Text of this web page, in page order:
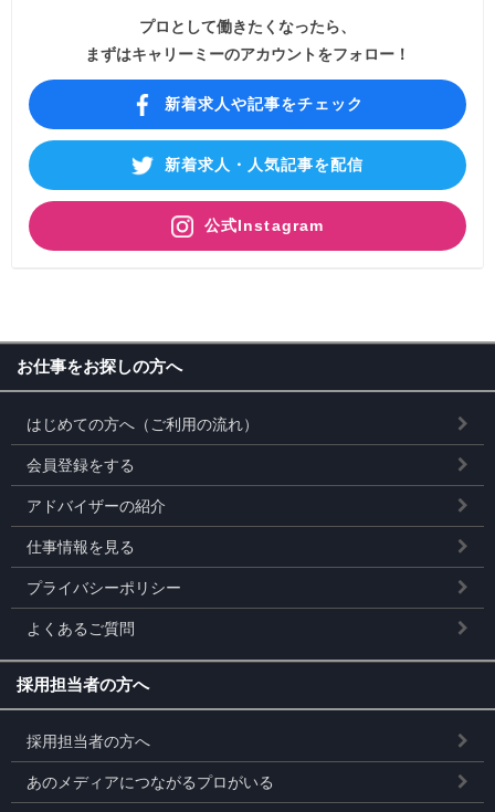
プロとして働きたくなったら、
まずはキャリーミーのアカウントをフォロー！
新着求人や記事をチェック
新着求人・人気記事を配信
公式Instagram
お仕事をお探しの方へ
はじめての方へ（ご利用の流れ）
会員登録をする
アドバイザーの紹介
仕事情報を見る
プライバシーポリシー
よくあるご質問
採用担当者の方へ
採用担当者の方へ
あのメディアにつながるプロがいる